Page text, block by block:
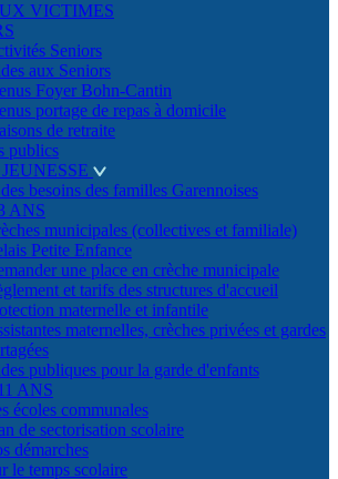
VICTIMES
Seniors
aux Seniors
Foyer Bohn-Cantin
portage de repas à domicile
de retraite
publics
besoins des familles Garennoises
ANS
municipales (collectives et familiale)
Petite Enfance
une place en crèche municipale
et tarifs des structures d'accueil
maternelle et infantile
maternelles, crèches privées et gardes
publiques pour la garde d'enfants
ANS
écoles communales
de sectorisation scolaire
démarches
le temps scolaire